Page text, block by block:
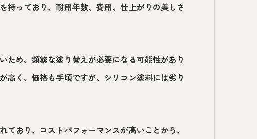
持っており、耐用年数、費用、仕上がりの美しさ
ため、頻繁な塗り替えが必要になる可能性があり
高く、価格も手頃ですが、シリコン塗料には劣り
おり、コストパフォーマンスが高いことから、